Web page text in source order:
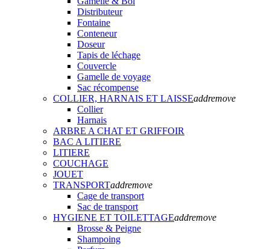
Distributeur
Fontaine
Conteneur
Doseur
Tapis de léchage
Couvercle
Gamelle de voyage
Sac récompense
COLLIER, HARNAIS ET LAISSEaddremove
Collier
Harnais
ARBRE A CHAT ET GRIFFOIR
BAC A LITIERE
LITIERE
COUCHAGE
JOUET
TRANSPORTaddremove
Cage de transport
Sac de transport
HYGIENE ET TOILETTAGEaddremove
Brosse & Peigne
Shampoing